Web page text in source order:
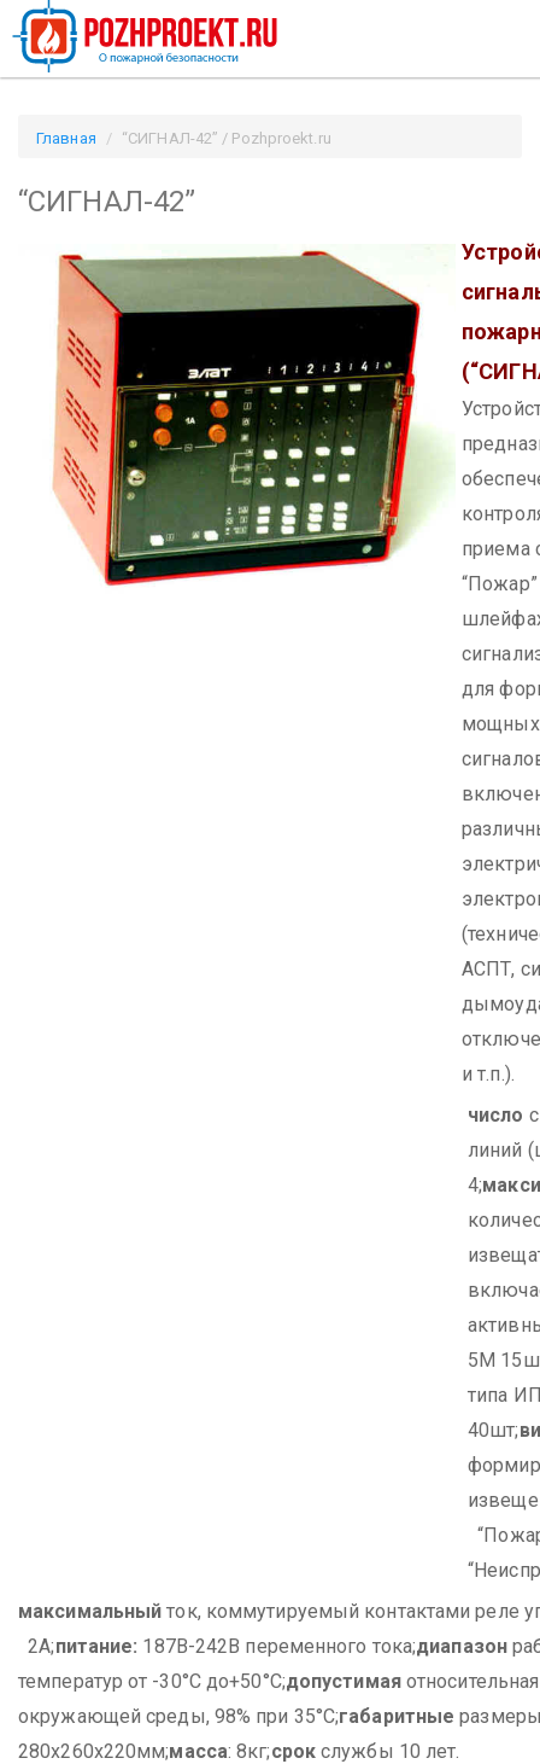
Главная “СИГНАЛ-42” / Pozhproekt.ru
“СИГНАЛ-42”
приема
для
АСПТ,
и т.п.).
число
линий
4;
5М
типа
40шт;
максимальный ток, коммутируемый контактами реле
2А;питание: 187В-242В переменного тока;диапазон
температур от -30°С до+50°С;допустимая
окружающей среды, 98% при 35°С;габаритные
280х260х220мм;масса: 8кг;срокслужбы 10 лет.